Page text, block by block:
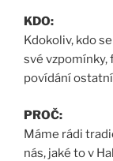
KDO:
Kdokoliv, kdo
své
povídání
PROČ:
Máme rádi
nás, jaké to v